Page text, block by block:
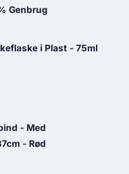
kr..
Genbrug
i Plast - 75ml
kr..
- Med
- Rød